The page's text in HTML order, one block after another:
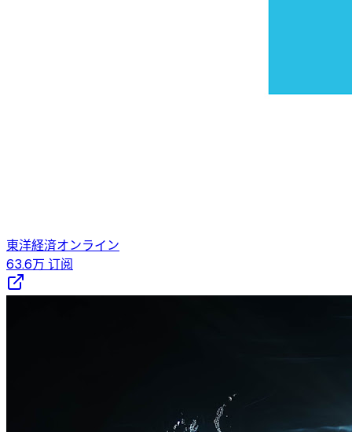
東洋経済オンライン
63.6万 订阅